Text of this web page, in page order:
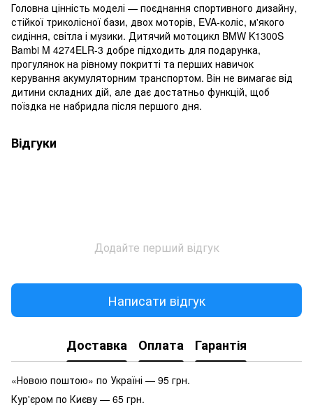
Головна цінність моделі — поєднання спортивного дизайну,
стійкої триколісної бази, двох моторів, EVA-коліс, м'якого
сидіння, світла і музики. Дитячий мотоцикл BMW K1300S
Bambi M 4274ELR-3 добре підходить для подарунка,
прогулянок на рівному покритті та перших навичок
керування акумуляторним транспортом. Він не вимагає від
дитини складних дій, але дає достатньо функцій, щоб
поїздка не набридла після першого дня.
Відгуки
Додайте перший відгук
Написати відгук
Доставка Оплата Гарантія
«Новою поштою» по Україні — 95 грн.
Кур'єром по Києву — 65 грн.